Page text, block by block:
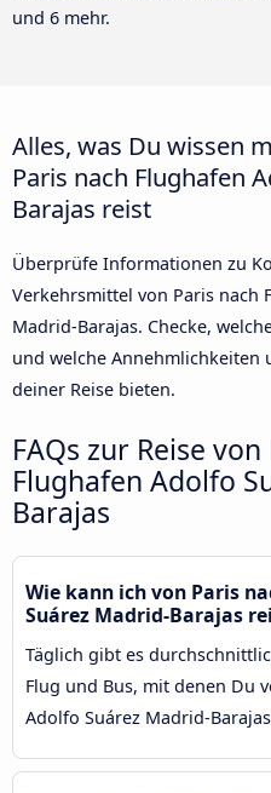
und 6 mehr.
Alles, was Du wissen
Paris nach Flughafen
Barajas reist
Überprüfe Informationen zu
Verkehrsmittel von Paris nach
Madrid-Barajas. Checke,
und welche Annehmlichkeiten
deiner Reise bieten.
FAQs zur Reise
Flughafen Adolfo
Barajas
Wie kann ich von Paris
Suárez Madrid-Barajas
Täglich gibt es
Flug und Bus, mit denen Du
Adolfo Suárez Madrid-